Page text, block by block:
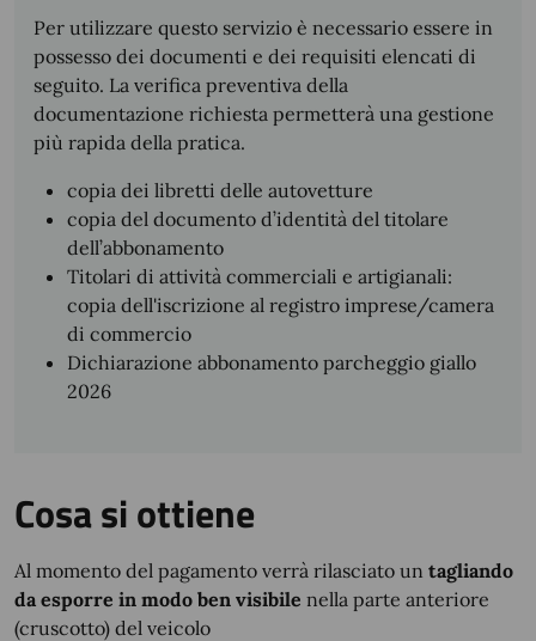
Per utilizzare questo servizio è necessario essere in
possesso dei documenti e dei requisiti elencati di
seguito. La verifica preventiva della
documentazione richiesta permetterà una gestione
più rapida della pratica.
copia dei libretti delle autovetture
copia del documento d’identità del titolare
dell’abbonamento
Titolari di attività commerciali e artigianali:
copia dell'iscrizione al registro imprese/camera
di commercio
Dichiarazione abbonamento parcheggio giallo
2026
Cosa si ottiene
Al momento del pagamento verrà rilasciato un tagliando
da esporre in modo ben visibile nella parte anteriore
(cruscotto) del veicolo